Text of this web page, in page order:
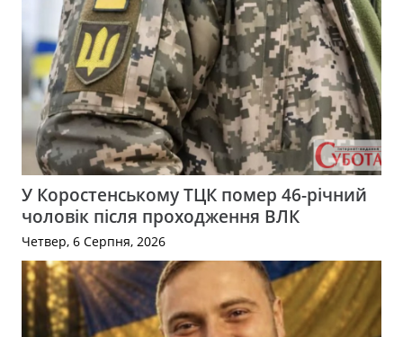
У Коростенському ТЦК помер 46-річний
чоловік після проходження ВЛК
Четвер, 6 Серпня, 2026